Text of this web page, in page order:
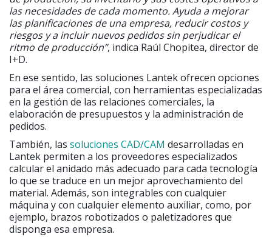
las necesidades de cada momento. Ayuda a mejorar
las planificaciones de una empresa, reducir costos y
riesgos y a incluir nuevos pedidos sin perjudicar el
ritmo de producción”, indica Raúl Chopitea, director de
I+D.
En ese sentido, las soluciones Lantek ofrecen opciones
para el área comercial, con herramientas especializadas
en la gestión de las relaciones comerciales, la
elaboración de presupuestos y la administración de
pedidos.
También, las soluciones CAD/CAM desarrolladas en
Lantek permiten a los proveedores especializados
calcular el anidado más adecuado para cada tecnología
lo que se traduce en un mejor aprovechamiento del
material. Además, son integrables con cualquier
máquina y con cualquier elemento auxiliar, como, por
ejemplo, brazos robotizados o paletizadores que
disponga esa empresa.